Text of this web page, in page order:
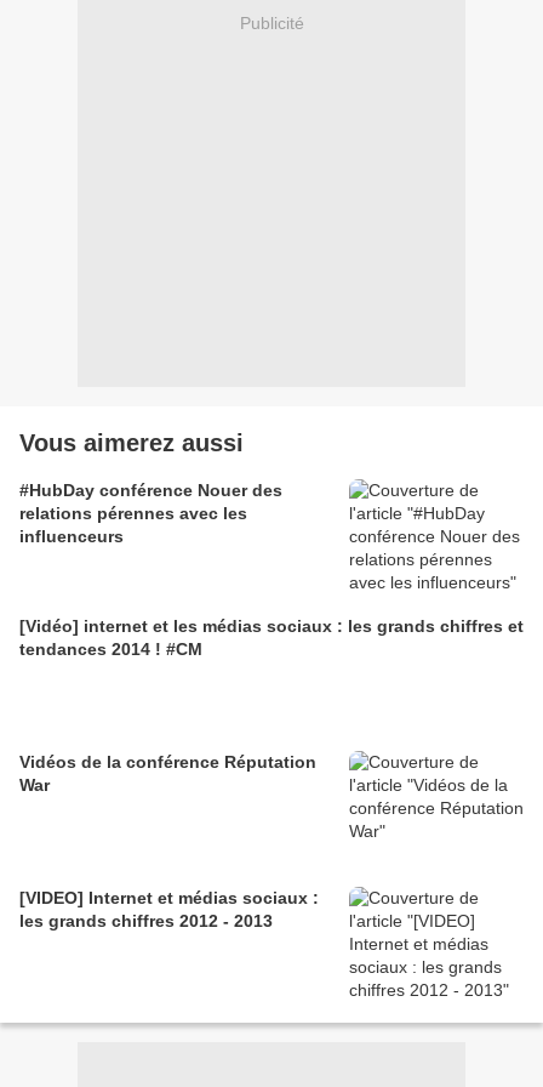
Publicité
Vous aimerez aussi
#HubDay conférence Nouer des
relations pérennes avec les
influenceurs
[Vidéo] internet et les médias sociaux : les grands chiffres et
tendances 2014 ! #CM
Vidéos de la conférence Réputation
War
[VIDEO] Internet et médias sociaux :
les grands chiffres 2012 - 2013